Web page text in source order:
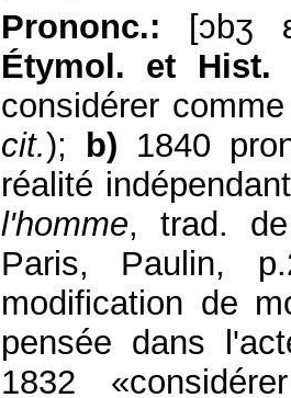
Prononc.: [ɔbʒ
Étymol. et Hist.
considérer
cit.); b) 1840
réalité
l'homme, trad.
Paris, Paulin,
modification de
pensée dans
1832